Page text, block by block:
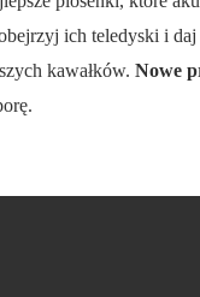
ich teledyski i
kawałków.Nowe